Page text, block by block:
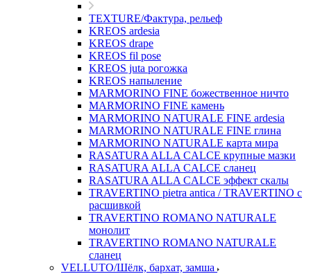
TEXTURE/Фактура, рельеф
KREOS ardesia
KREOS drape
KREOS fil pose
KREOS juta рогожка
KREOS напыление
MARMORINO FINE божественное ничто
MARMORINO FINE камень
MARMORINO NATURALE FINE ardesia
MARMORINO NATURALE FINE глина
MARMORINO NATURALE карта мира
RASATURA ALLA CALCE крупные мазки
RASATURA ALLA CALCE сланец
RASATURA ALLA CALCE эффект скалы
TRAVERTINO pietra antica / TRAVERTINO с
расшивкой
TRAVERTINO ROMANO NATURALE
монолит
TRAVERTINO ROMANO NATURALE
сланец
VELLUTO/Шёлк, бархат, замша